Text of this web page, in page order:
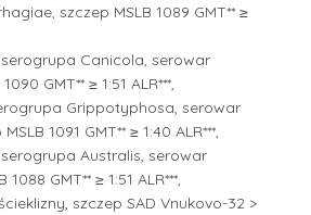
szczep MSLB 1089 GMT** ≥
Canicola, serowar
GMT** ≥ 1:51 ALR***,
Grippotyphosa, serowar
1091 GMT** ≥ 1:40 ALR***,
Australis, serowar
GMT** ≥ 1:51 ALR***,
szczep SAD Vnukovo-32 >